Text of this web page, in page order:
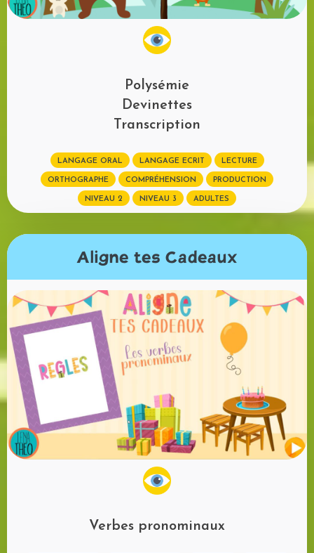
Polysémie
Devinettes
Transcription
LANGAGE ORAL LANGAGE ECRIT LECTURE
ORTHOGRAPHE COMPRÉHENSION PRODUCTION
NIVEAU 2 NIVEAU 3 ADULTES
Aligne tes Cadeaux
Verbes pronominaux